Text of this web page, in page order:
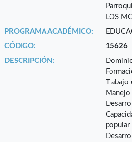
LOS
PROGRAMA ACADÉMICO:
CÓDIGO:
15626
DESCRIPCIÓN:
Manejo
popular